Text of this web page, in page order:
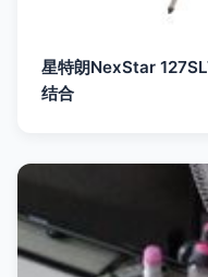
星特朗NexStar
结合